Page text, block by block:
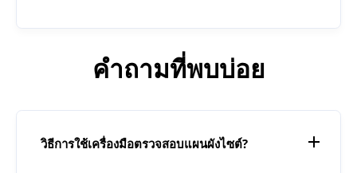
คำถามที่พบบ่อย
วิธีการใช้เครื่องมือตรวจสอบแผนผังไซต์?